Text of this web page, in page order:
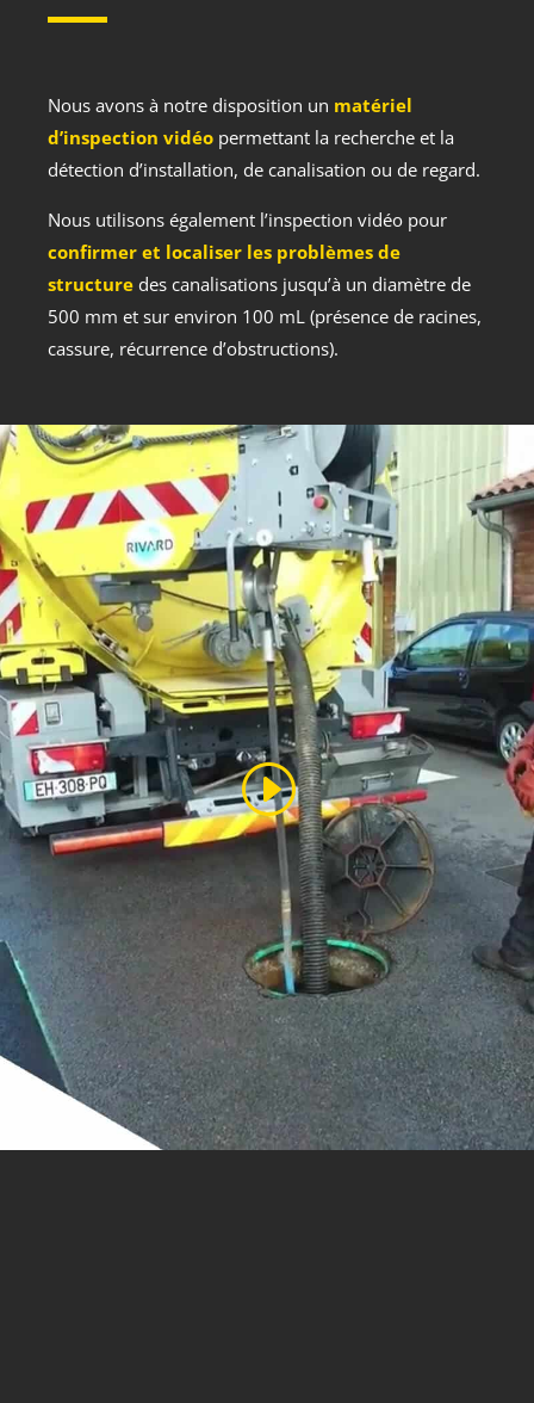
Nous avons à notre disposition un matériel
d’inspection vidéo permettant la recherche et la
détection d’installation, de canalisation ou de regard.
Nous utilisons également l’inspection vidéo pour
confirmer et localiser les problèmes de
structure des canalisations jusqu’à un diamètre de
500 mm et sur environ 100 mL (présence de racines,
cassure, récurrence d’obstructions).